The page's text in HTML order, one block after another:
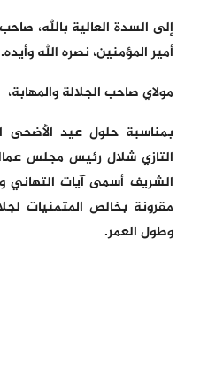
إلى السدة العالية بالله،
أمير المؤمنين، نصره الله وأيده.
مولاي صاحب الجلالة والمهابة،
بمناسبة حلول عيد
التازي شلال رئيس مجلس
الشريف أسمى آيات التهاني
مقرونة بخالص المتمنيات
وطول العمر.